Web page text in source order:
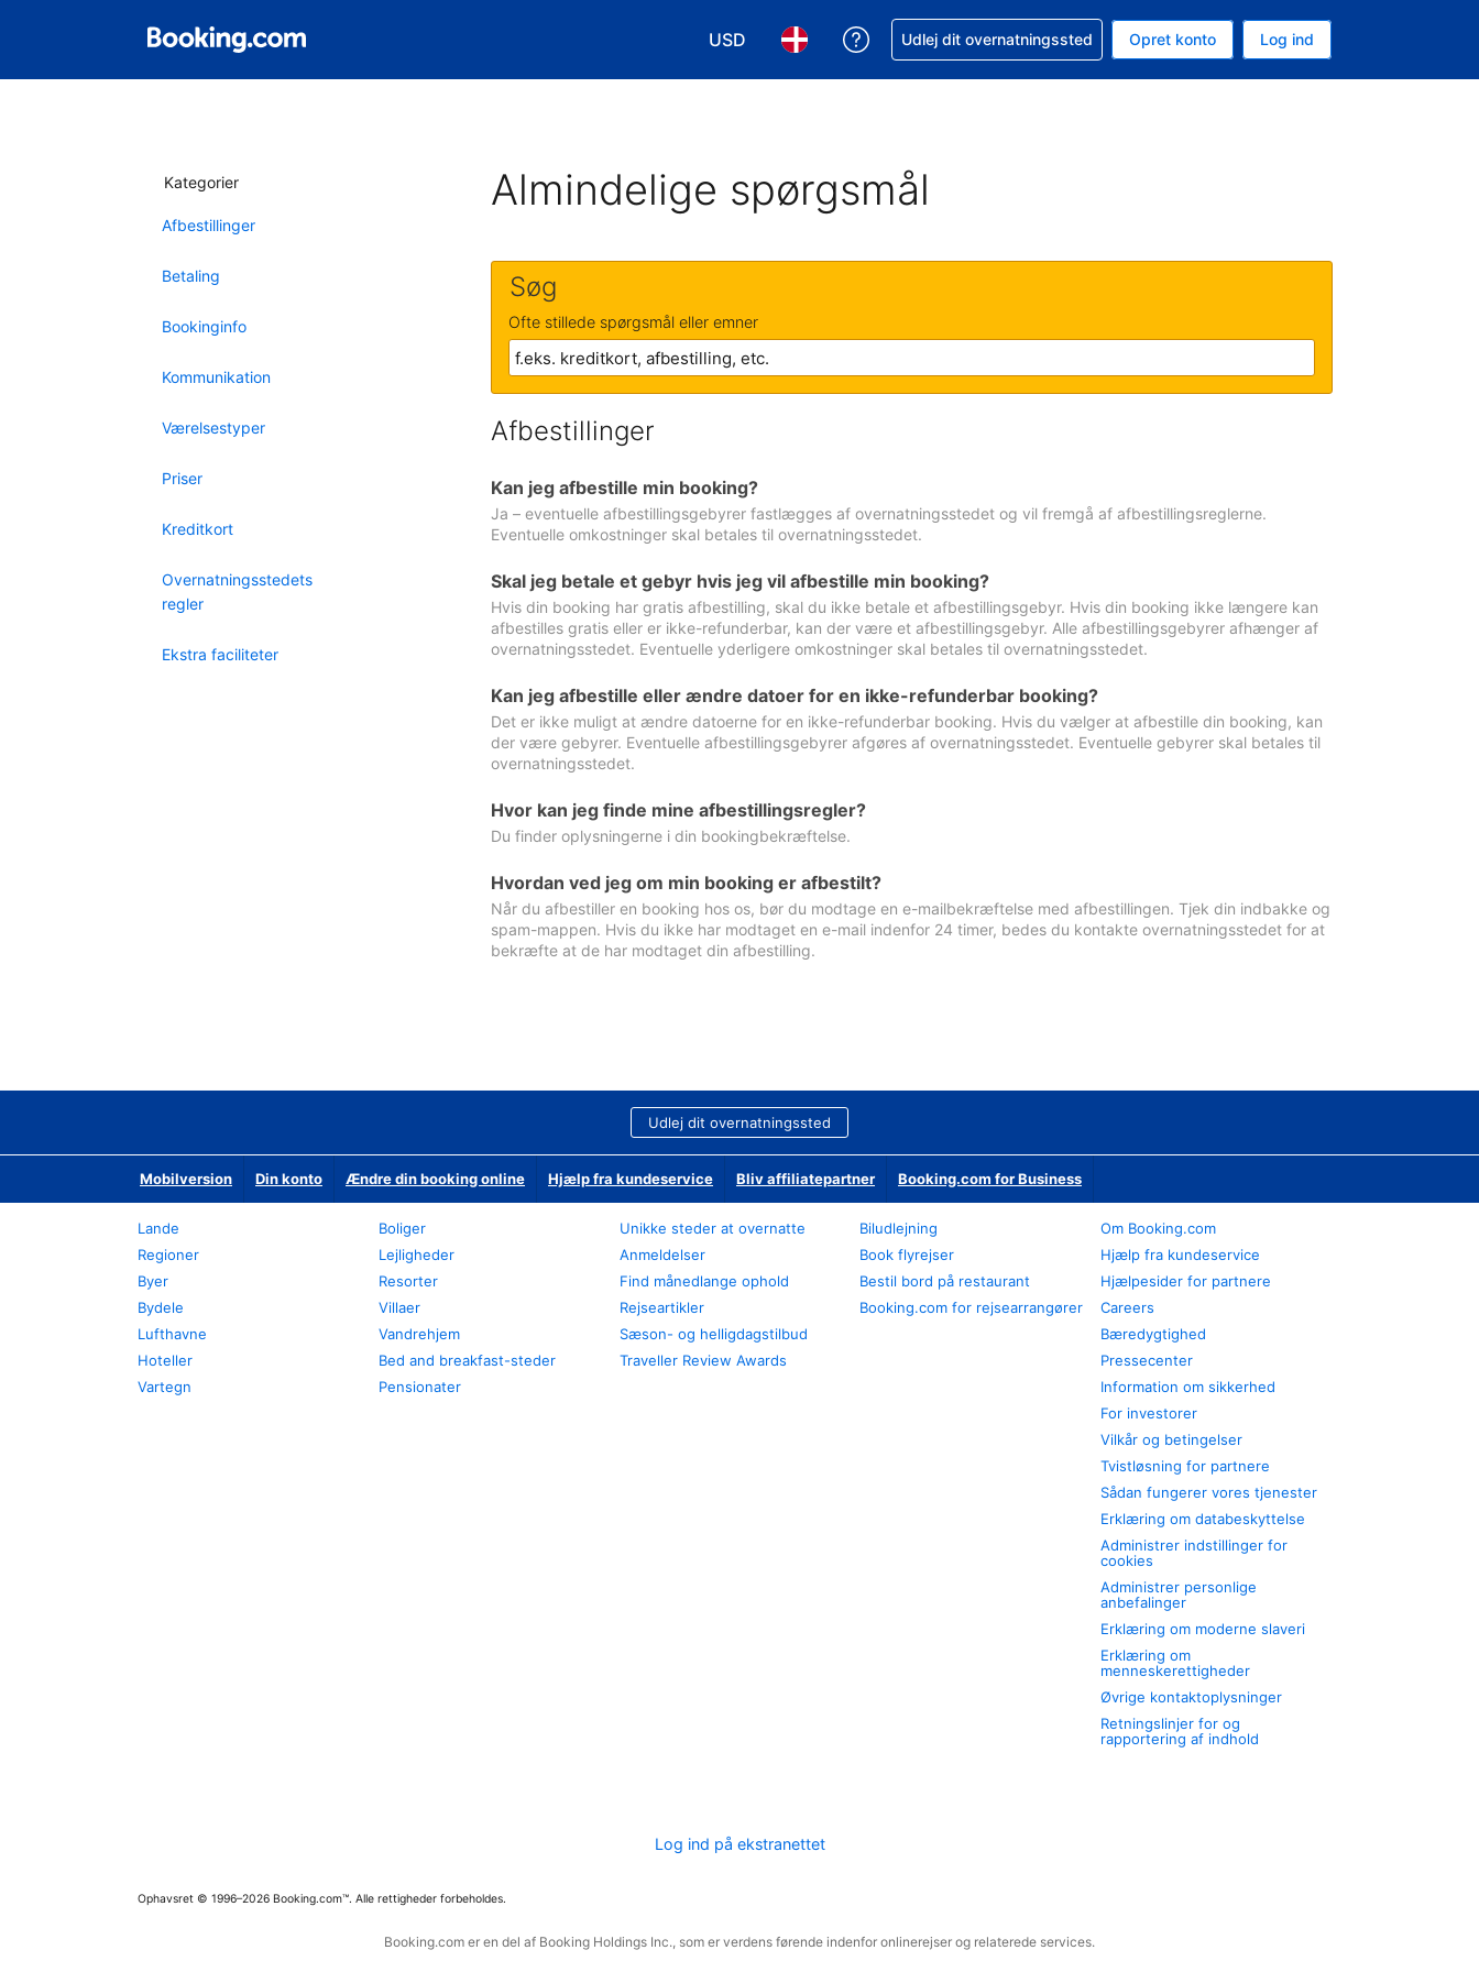
USD
Vælg valuta. Din nuværende valuta er Amerikanske dollar
Vælg sprog. Dit nuværende sprog er Dansk
Få hjælp til en booking
Udlej dit overnatningssted Opret konto Log ind
Kategorier
Afbestillinger
Betaling
Bookinginfo
Kommunikation
Værelsestyper
Priser
Kreditkort
Overnatningsstedets
regler
Ekstra faciliteter
Almindelige spørgsmål
Søg
Ofte stillede spørgsmål eller emner
Afbestillinger
Kan jeg afbestille min booking?
Ja – eventuelle afbestillingsgebyrer fastlægges af overnatningsstedet og vil fremgå af afbestillingsreglerne.
Eventuelle omkostninger skal betales til overnatningsstedet.
Skal jeg betale et gebyr hvis jeg vil afbestille min booking?
Hvis din booking har gratis afbestilling, skal du ikke betale et afbestillingsgebyr. Hvis din booking ikke længere kan
afbestilles gratis eller er ikke-refunderbar, kan der være et afbestillingsgebyr. Alle afbestillingsgebyrer afhænger af
overnatningsstedet. Eventuelle yderligere omkostninger skal betales til overnatningsstedet.
Kan jeg afbestille eller ændre datoer for en ikke-refunderbar booking?
Det er ikke muligt at ændre datoerne for en ikke-refunderbar booking. Hvis du vælger at afbestille din booking, kan
der være gebyrer. Eventuelle afbestillingsgebyrer afgøres af overnatningsstedet. Eventuelle gebyrer skal betales til
overnatningsstedet.
Hvor kan jeg finde mine afbestillingsregler?
Du finder oplysningerne i din bookingbekræftelse.
Hvordan ved jeg om min booking er afbestilt?
Når du afbestiller en booking hos os, bør du modtage en e-mailbekræftelse med afbestillingen. Tjek din indbakke og
spam-mappen. Hvis du ikke har modtaget en e-mail indenfor 24 timer, bedes du kontakte overnatningsstedet for at
bekræfte at de har modtaget din afbestilling.
Udlej dit overnatningssted
Mobilversion Din konto Ændre din booking online Hjælp fra kundeservice Bliv affiliatepartner Booking.com for Business
Lande
Regioner
Byer
Bydele
Lufthavne
Hoteller
Vartegn
Boliger
Lejligheder
Resorter
Villaer
Vandrehjem
Bed and breakfast-steder
Pensionater
Unikke steder at overnatte
Anmeldelser
Find månedlange ophold
Rejseartikler
Sæson- og helligdagstilbud
Traveller Review Awards
Biludlejning
Book flyrejser
Bestil bord på restaurant
Booking.com for rejsearrangører
Om Booking.com
Hjælp fra kundeservice
Hjælpesider for partnere
Careers
Bæredygtighed
Pressecenter
Information om sikkerhed
For investorer
Vilkår og betingelser
Tvistløsning for partnere
Sådan fungerer vores tjenester
Erklæring om databeskyttelse
Administrer indstillinger for
cookies
Administrer personlige
anbefalinger
Erklæring om moderne slaveri
Erklæring om
menneskerettigheder
Øvrige kontaktoplysninger
Retningslinjer for og
rapportering af indhold
Log ind på ekstranettet
Ophavsret © 1996–2026 Booking.com™. Alle rettigheder forbeholdes.
Booking.com er en del af Booking Holdings Inc., som er verdens førende indenfor onlinerejser og relaterede services.